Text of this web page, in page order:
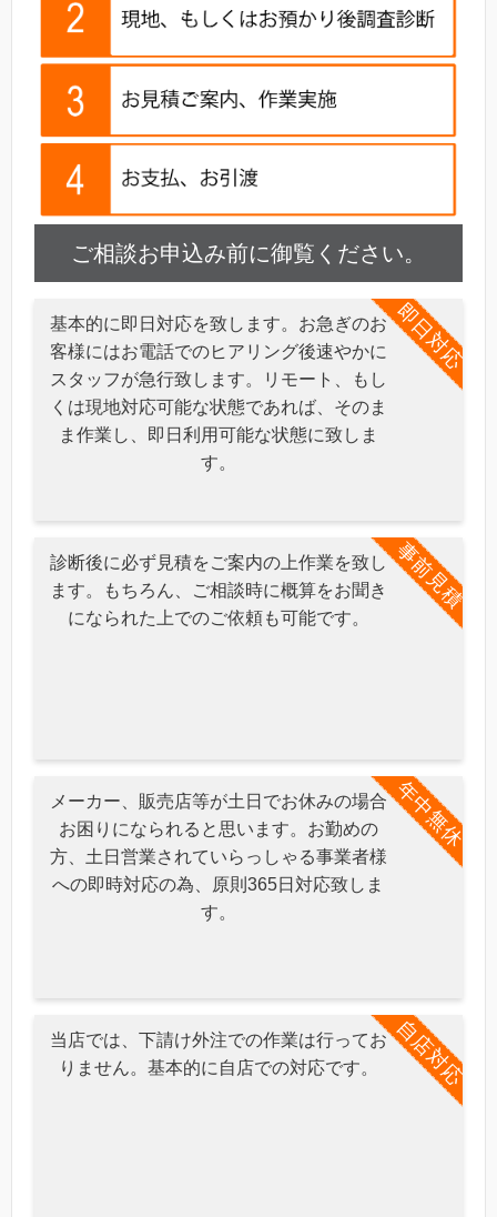
ご相談お申込み前に御覧ください。
即日対応
基本的に即日対応を致します。お急ぎのお
客様にはお電話でのヒアリング後速やかに
スタッフが急行致します。リモート、もし
くは現地対応可能な状態であれば、そのま
ま作業し、即日利用可能な状態に致しま
す。
事前見積
診断後に必ず見積をご案内の上作業を致し
ます。もちろん、ご相談時に概算をお聞き
になられた上でのご依頼も可能です。
年中無休
メーカー、販売店等が土日でお休みの場合
お困りになられると思います。お勤めの
方、土日営業されていらっしゃる事業者様
への即時対応の為、原則365日対応致しま
す。
自店対応
当店では、下請け外注での作業は行ってお
りません。基本的に自店での対応です。